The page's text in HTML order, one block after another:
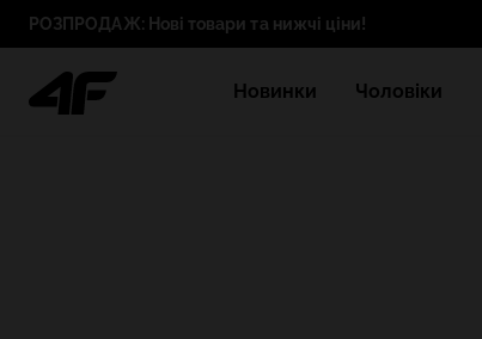
РОЗПРОДАЖ: Нові товари та нижчі ціни!
Новинки Чоловіки